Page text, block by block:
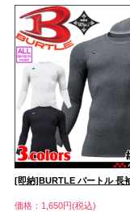
[即納]BURTLE バートル 長
価格：1,650円(税込)